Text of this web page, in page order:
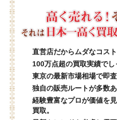
直営店だからムダなコス
100万点超の買取実績でし
東京の最新市場相場で即査
独自の販売ルートが多数
経験豊富なプロが価値を
買取。